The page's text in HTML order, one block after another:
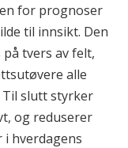
for prognoser
til innsikt. Den
tvers av felt,
alle
Til slutt styrker
og reduserer
hverdagens